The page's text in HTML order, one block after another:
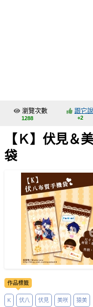
交流中心
攤位轉讓區
會員功能選單
註冊會員
登入
瀏覽次數
1288
跟它
+2
【Ｋ】伏見＆
袋
作品標籤
K 伏八 伏見 美咲 猿美